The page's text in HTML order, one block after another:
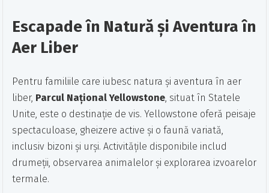
Escapade în Natură și Aventura în
Aer Liber
Pentru familiile care iubesc natura și aventura în aer
liber, Parcul Național Yellowstone, situat în Statele
Unite, este o destinație de vis. Yellowstone oferă peisaje
spectaculoase, gheizere active și o faună variată,
inclusiv bizoni și urși. Activitățile disponibile includ
drumeții, observarea animalelor și explorarea izvoarelor
termale.